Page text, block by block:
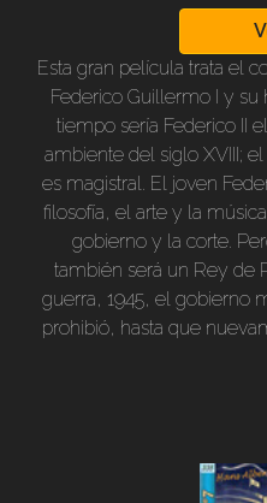
Esta gran película trata el
Federico Guillermo I y
tiempo sería Federico II
ambiente del siglo XVIII;
es magistral. El joven
filosofía, el arte y la
gobierno y la corte.
también será un Rey de
guerra, 1945, el gobierno
prohibió, hasta que